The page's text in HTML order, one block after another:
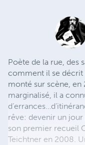
Poète de la rue, des
comment il se décrit
monté sur scène, en
marginalisé, il a
rêve: devenir un jour
son premier recueil
Teichtner en 2008.